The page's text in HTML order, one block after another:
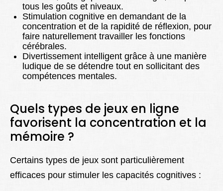
tous les goûts et niveaux.
Stimulation cognitive en demandant de la
concentration et de la rapidité de réflexion, pour
faire naturellement travailler les fonctions
cérébrales.
Divertissement intelligent grâce à une manière
ludique de se détendre tout en sollicitant des
compétences mentales.
Quels types de jeux en ligne
favorisent la concentration et la
mémoire ?
Certains types de jeux sont particulièrement
efficaces pour stimuler les capacités cognitives :